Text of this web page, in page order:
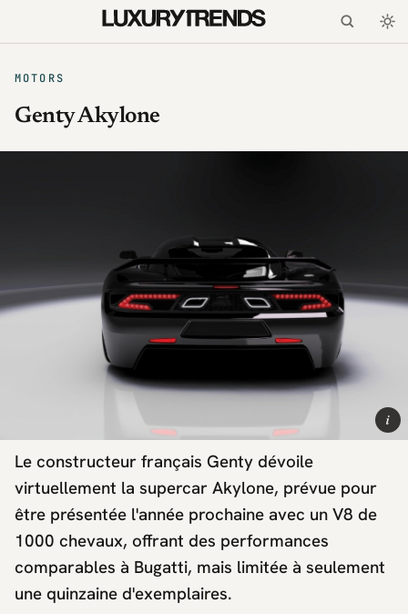
MOTORS
Genty Akylone
i
Le constructeur français Genty dévoile
virtuellement la supercar Akylone, prévue pour
être présentée l'année prochaine avec un V8 de
1000 chevaux, offrant des performances
comparables à Bugatti, mais limitée à seulement
une quinzaine d'exemplaires.